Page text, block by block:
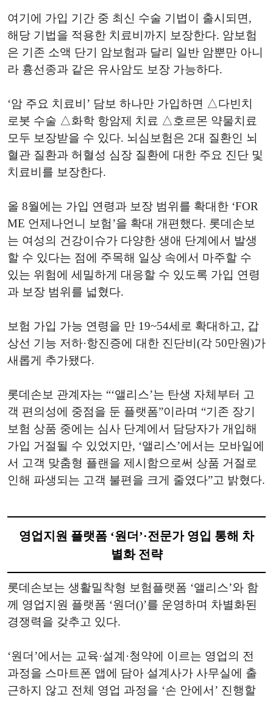
여기에 가입 기간 중 최신 수술 기법이 출시되면,
해당 기법을 적용한 치료비까지 보장한다. 암보험
은 기존 소액 단기 암보험과 달리 일반 암뿐만 아니
라 흉선종과 같은 유사암도 보장 가능하다.
‘암 주요 치료비’ 담보 하나만 가입하면 △다빈치
로봇 수술 △화학 항암제 치료 △호르몬 약물치료
모두 보장받을 수 있다. 뇌심보험은 2대 질환인 뇌
혈관 질환과 허혈성 심장 질환에 대한 주요 진단 및
치료비를 보장한다.
올 8월에는 가입 연령과 보장 범위를 확대한 ‘FOR
ME 언제나언니 보험’을 확대 개편했다. 롯데손보
는 여성의 건강이슈가 다양한 생애 단계에서 발생
할 수 있다는 점에 주목해 일상 속에서 마주할 수
있는 위험에 세밀하게 대응할 수 있도록 가입 연령
과 보장 범위를 넓혔다.
보험 가입 가능 연령을 만 19~54세로 확대하고, 갑
상선 기능 저하·항진증에 대한 진단비(각 50만원)가
새롭게 추가됐다.
롯데손보 관계자는 “‘앨리스’는 탄생 자체부터 고
객 편의성에 중점을 둔 플랫폼”이라며 “기존 장기
보험 상품 중에는 심사 단계에서 담당자가 개입해
가입 거절될 수 있었지만, ‘앨리스’에서는 모바일에
서 고객 맞춤형 플랜을 제시함으로써 상품 거절로
인해 파생되는 고객 불편을 크게 줄였다”고 밝혔다.
영업지원 플랫폼 ‘원더’·전문가 영입 통해 차
별화 전략
롯데손보는 생활밀착형 보험플랫폼 ‘앨리스’와 함
께 영업지원 플랫폼 ‘원더()’를 운영하며 차별화된
경쟁력을 갖추고 있다.
‘원더’에서는 교육·설계·청약에 이르는 영업의 전
과정을 스마트폰 앱에 담아 설계사가 사무실에 출
근하지 않고 전체 영업 과정을 ‘손 안에서’ 진행할